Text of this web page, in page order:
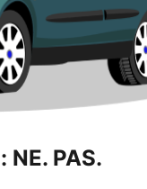
NE. PAS.